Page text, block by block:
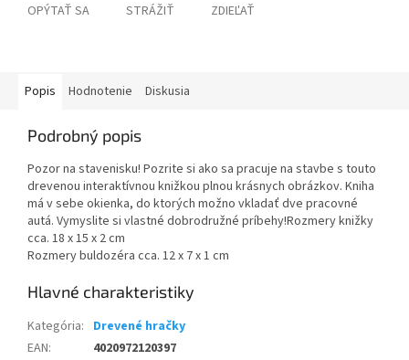
OPÝTAŤ SA STRÁŽIŤ ZDIEĽAŤ
Popis Hodnotenie Diskusia
Podrobný popis
Pozor na stavenisku! Pozrite si ako sa pracuje na stavbe s touto
drevenou interaktívnou knižkou plnou krásnych obrázkov. Kniha
má v sebe okienka, do ktorých možno vkladať dve pracovné
autá. Vymyslite si vlastné dobrodružné príbehy!Rozmery knižky
cca. 18 x 15 x 2 cm
Rozmery buldozéra cca. 12 x 7 x 1 cm
Kategória: Drevené hračky
EAN:
4020972120397